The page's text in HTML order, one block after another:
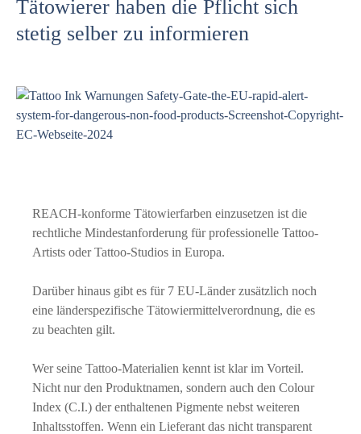
Tätowierer haben die Pflicht sich
stetig selber zu informieren
REACH-konforme Tätowierfarben einzusetzen ist die
rechtliche Mindestanforderung für professionelle Tattoo-
Artists oder Tattoo-Studios in Europa.
Darüber hinaus gibt es für 7 EU-Länder zusätzlich noch
eine länderspezifische Tätowiermittelverordnung, die es
zu beachten gilt.
Wer seine Tattoo-Materialien kennt ist klar im Vorteil.
Nicht nur den Produktnamen, sondern auch den Colour
Index (C.I.) der enthaltenen Pigmente nebst weiteren
Inhaltsstoffen. Wenn ein Lieferant das nicht transparent